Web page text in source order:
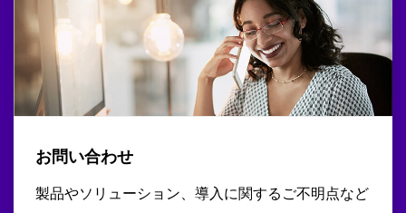
お問い合わせ
製品やソリューション、導入に関するご不明点など